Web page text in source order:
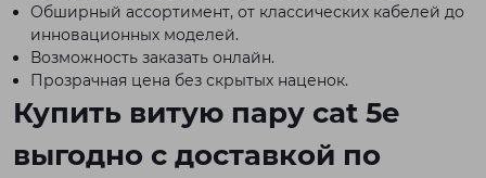
Обширный ассортимент, от классических кабелей до
инновационных моделей.
Возможность заказать онлайн.
Прозрачная цена без скрытых наценок.
Купить витую пару cat 5e
выгодно с доставкой по